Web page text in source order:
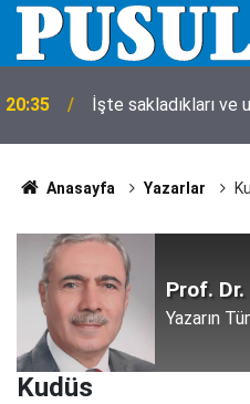
20:35 İşte sakladıkları ve
Anasayfa Yazarlar
Prof.
Yazarın
Kudüs